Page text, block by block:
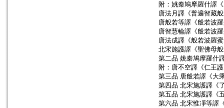
附：姚秦鳩摩羅什譯
唐法月譯《普遍智藏
唐般若等譯《般若波
唐智慧輪譯《般若波
唐法成譯《般若波羅
北宋施護譯《聖佛母
第二品 姚秦鳩摩羅什
附：唐不空譯《仁王
第三品 唐般若譯《大
第四品 北宋施護譯《
第五品 北宋施護譯《
第六品 北宋惟凈等譯